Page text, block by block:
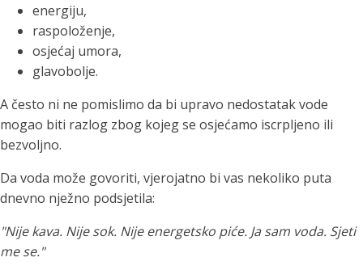
energiju,
raspoloženje,
osjećaj umora,
glavobolje.
A često ni ne pomislimo da bi upravo nedostatak vode
mogao biti razlog zbog kojeg se osjećamo iscrpljeno ili
bezvoljno.
Da voda može govoriti, vjerojatno bi vas nekoliko puta
dnevno nježno podsjetila:
"Nije kava. Nije sok. Nije energetsko piće. Ja sam voda. Sjeti
me se."